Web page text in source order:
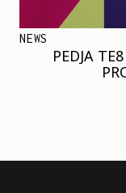
NEWS
PEDJA